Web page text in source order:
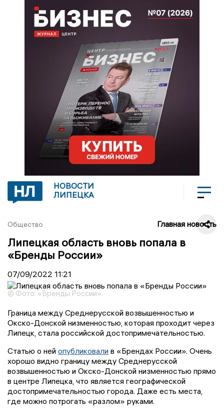
НОВОСТИ
ЛИПЕЦКА
Общество Главная новость
Липецкая область вновь попала в
«Бренды России»
07/09/2022 11:21
© Фото: «Бренды России»
Граница между Среднерусской возвышенностью и
Окско-Донской низменностью, которая проходит через
Липецк, стала российской достопримечательностью.
Статью о ней опубликовали в «Брендах России». Очень
хорошо видно границу между Среднерусской
возвышенностью и Окско-Донской низменностью прямо
в центре Липецка, что является географической
достопримечательностью города. Даже есть места,
где можно потрогать «разлом» руками.